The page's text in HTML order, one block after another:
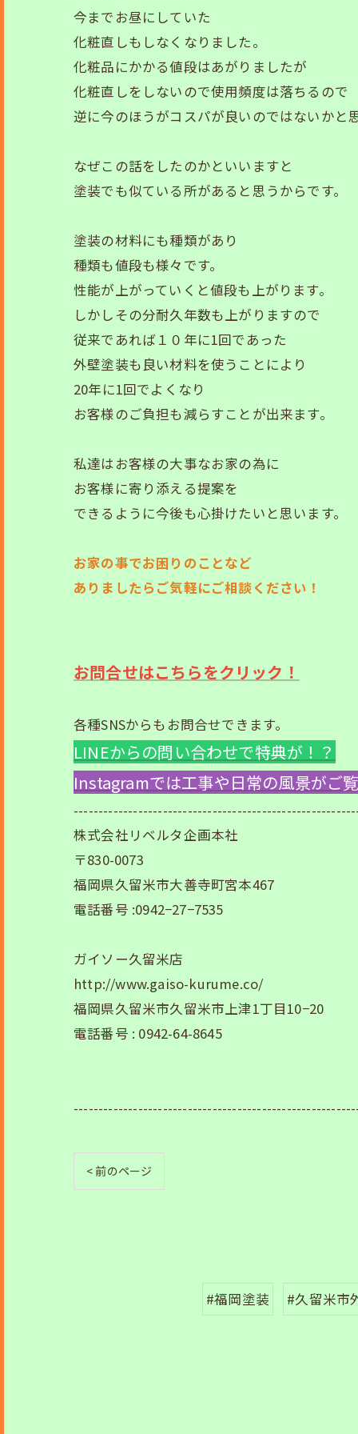
今までお昼にしていた
化粧直しもしなくなりました。
化粧品にかかる値段はあがりましたが
化粧直しをしないので使用頻度は落ちるので
逆に今のほうがコスパが良いのではないかと
なぜこの話をしたのかといいますと
塗装でも似ている所があると思うからです。
塗装の材料にも種類があり
種類も値段も様々です。
性能が上がっていくと値段も上がります。
しかしその分耐久年数も上がりますので
従来であれば１０年に1回であった
外壁塗装も良い材料を使うことにより
20年に1回でよくなり
お客様のご負担も減らすことが出来ます。
私達はお客様の大事なお家の為に
お客様に寄り添える提案を
できるように今後も心掛けたいと思います。
お家の事でお困りのことなど
ありましたらご気軽にご相談ください！
お問合せはこちらをクリック！
各種SNSからもお問合せできます。
LINEからの問い合わせで特典が！？
Instagramでは工事や日常の風景がご
株式会社リベルタ企画本社
〒830-0073
福岡県久留米市大善寺町宮本467
電話番号 :0942−27−7535
ガイソー久留米店
http://www.gaiso-kurume.co/
福岡県久留米市久留米市上津1丁目10−20
電話番号 : 0942-64-8645
< 前のページ
#福岡塗装 #久留米市